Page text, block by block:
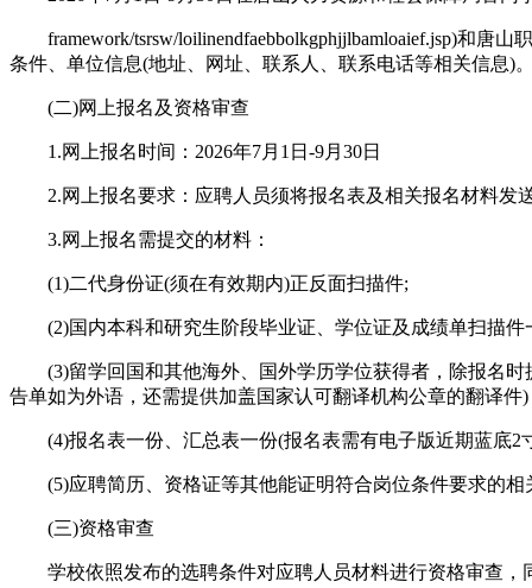
framework/tsrsw/loilinendfaebbolkgphjjlbamloaief.jsp)和唐山
条件、单位信息(地址、网址、联系人、联系电话等相关信息)
(二)网上报名及资格审查
1.网上报名时间：2026年7月1日-9月30日
2.网上报名要求：应聘人员须将报名表及相关报名材料发送
3.网上报名需提交的材料：
(1)二代身份证(须在有效期内)正反面扫描件;
(2)国内本科和研究生阶段毕业证、学位证及成绩单扫描件
(3)留学回国和其他海外、国外学历学位获得者，除报名时
告单如为外语，还需提供加盖国家认可翻译机构公章的翻译件
(4)报名表一份、汇总表一份(报名表需有电子版近期蓝底2
(5)应聘简历、资格证等其他能证明符合岗位条件要求的相
(三)资格审查
学校依照发布的选聘条件对应聘人员材料进行资格审查，